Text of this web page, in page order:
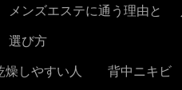
メンズエステに通う理由と
選び方
燥しやすい人
背中ニキビ